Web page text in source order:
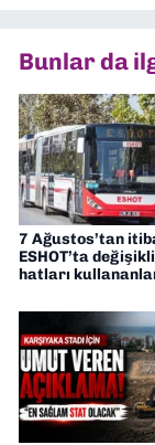
Bunlar da
7 Ağustos’tan
ESHOT’ta
hatları